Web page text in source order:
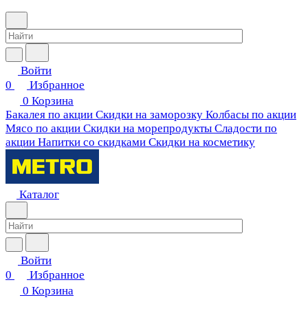
Войти
0
Избранное
0 Корзина
Бакалея по акции Скидки на заморозку Колбасы по акции
Мясо по акции Скидки на морепродукты Сладости по
акции Напитки со скидками Скидки на косметику
Каталог
Войти
0
Избранное
0 Корзина